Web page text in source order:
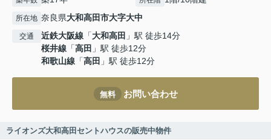
所在地 奈良県大和高田市大字大中
交通 近鉄大阪線 「大和高田 」駅 徒歩14分
桜井線 「高田 」駅 徒歩12分
和歌山線 「高田 」駅 徒歩12分
無料 お問い合わせ
ライオンズ大和高田セントハウスの販売中物件